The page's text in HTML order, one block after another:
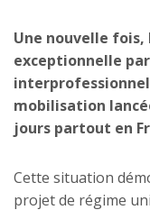
Une nouvelle
exceptionnelle
mobilisation
jours partout en
Cette situation
projet de régime